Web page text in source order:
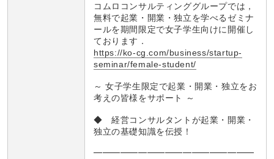
コムロコンサルティンググループでは，
無料で起業・開業・独立を学べるゼミナ
ールを期間限定で女子学生向けに開催し
ております．
https://ko-cg.com/business/startup-
seminar/female-student/
～ 女子学生限定で起業・開業・独立をお
考えの皆様をサポート ～
◆ 経営コンサルタントが起業・開業・
独立の基礎知識を伝授！
━━━━━━━━━━━━━━━━━━